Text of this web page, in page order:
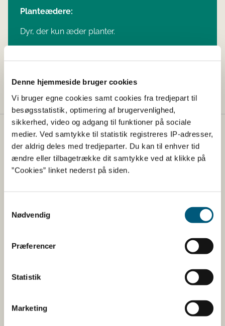
Denne hjemmeside bruger cookies
Vi bruger egne cookies samt cookies fra tredjepart til
besøgsstatistik, optimering af brugervenlighed,
sikkerhed, video og adgang til funktioner på sociale
medier. Ved samtykke til statistik registreres IP-adresser,
der aldrig deles med tredjeparter. Du kan til enhver tid
ændre eller tilbagetrække dit samtykke ved at klikke på
”Cookies” linket nederst på siden.
Nødvendig
Præferencer
Statistik
Marketing
Planteædere:
Dyr, der kun æder planter.
Fødevarestyrelsen
Fødevarestyrelsen er en styrelse under
Erhvervsministeriet. Styrelsen arbejder med hele
dyresundhed og sikker, sund mad. Vi står bag De
officielle Kostråd og smileykontroller, som du kender
fra cafeer, restauranter og supermarkeder.
Kontakt
Stationsparken 31-33
CVR: 62534516